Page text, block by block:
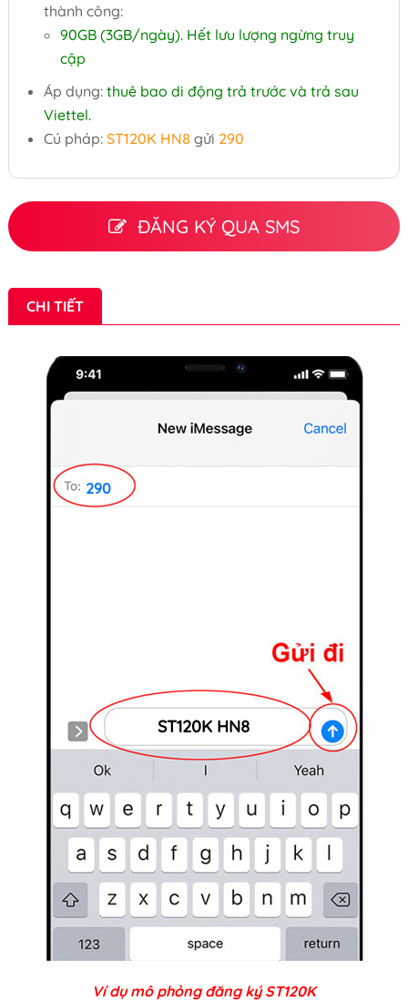
thành công:
90GB (3GB/ngày). Hết lưu lượng ngừng truy
cập
Áp dụng: thuê bao di động trả trước và trả sau
Viettel.
Cú pháp: ST120K HN8 gửi 290
ĐĂNG KÝ QUA SMS
CHI TIẾT
290
ST120K HN8
Ví dụ mô phỏng đăng ký ST120K